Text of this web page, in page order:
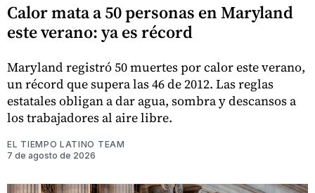
Calor mata a 50 personas en Maryland
este verano: ya es récord
Maryland registró 50 muertes por calor este verano,
un récord que supera las 46 de 2012. Las reglas
estatales obligan a dar agua, sombra y descansos a
los trabajadores al aire libre.
EL TIEMPO LATINO TEAM
7 de agosto de 2026